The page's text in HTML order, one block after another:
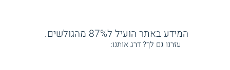
המידע באתר הועיל ל87% מהגולשים.
עזרנו גם לך? דרג אותנו: